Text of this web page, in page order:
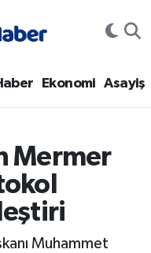
Ekonomi Asayiş
Mermer
Muhammet
Haritası
Fikstür